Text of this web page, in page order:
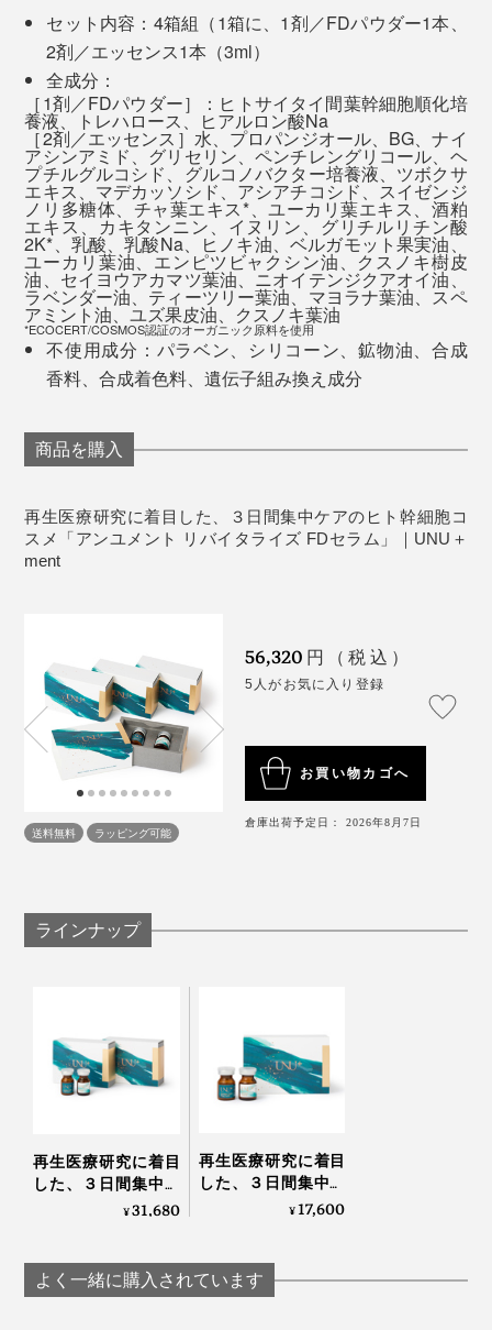
それも待てない！肌がSOSを出している！という時は、
夜と翌朝２回で使い切るスペシャル集中ケアもあり。肌
が素早くリズムを立て直します。
は冷蔵で。お早めに使い切ってください。
も上がりました。
2日目の朝から、いつもと違う肌の感覚に気づきまし
た。日中もうるおいが続いているような感じがしま
した。
浸透するような使い心地で、ベタつかず心地よく使
えました。翌朝のスキンケアもなじみがよく、肌が
しっとり整った印象に。
派手な変化というより、肌が落ち着いて整っていく
ような印象でした。香りも自然で、使うたびに癒さ
れました。
●使用感には個人差があります。あくまでご使用者の感想であり、製品の効果効能
を示すものではありません。
※幹細胞上清液（＝ヒトサイタイ間葉幹細胞順化培養液／保湿成分）
セット内容：4箱組（1箱に、1剤／FDパウダー1本、
2剤／エッセンス1本（3ml）
全成分：
［1剤／FDパウダー］：ヒトサイタイ間葉幹細胞順化培
養液、トレハロース、ヒアルロン酸Na
［2剤／エッセンス］水、プロパンジオール、BG、ナイ
アシンアミド、グリセリン、ペンチレングリコール、ヘ
プチルグルコシド、グルコノバクター培養液、ツボクサ
エキス、マデカッソシド、アシアチコシド、スイゼンジ
ノリ多糖体、チャ葉エキス*、ユーカリ葉エキス、酒粕
エキス、カキタンニン、イヌリン、グリチルリチン酸
2K*、乳酸、乳酸Na、ヒノキ油、ベルガモット果実油、
ユーカリ葉油、エンピツビャクシン油、クスノキ樹皮
油、セイヨウアカマツ葉油、ニオイテンジクアオイ油、
ラベンダー油、ティーツリー葉油、マヨラナ葉油、スペ
アミント油、ユズ果皮油、クスノキ葉油
*ECOCERT/COSMOS認証のオーガニック原料を使用
不使用成分：パラベン、シリコーン、鉱物油、合成
香料、合成着色料、遺伝子組み換え成分
商品を購入
再生医療研究に着目した、３日間集中ケアのヒト幹細胞コ
スメ「アンユメント リバイタライズ FDセラム」｜UNU＋
ment
送料無料 ラッピング可能
56,320 円（税込）
5人がお気に入り登録
お買い物カゴへ
倉庫出荷予定日： 2026年8月7日
ラインナップ
再生医療研究に着目
した、３日間集中ケ
アのヒト幹細胞コス
ム」｜UNU＋ ment
¥31,680
再生医療研究に着目
した、３日間集中ケ
アのヒト幹細胞コス
ム」｜UNU＋ ment
¥17,600
よく一緒に購入されています